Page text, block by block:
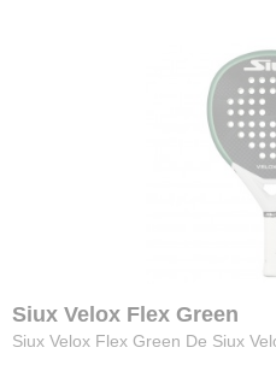
Siux Velox Flex Green
Siux Velox Flex Green De Siux